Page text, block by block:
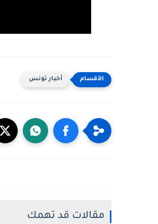
أخبار تونس
مقالات قد تهمك